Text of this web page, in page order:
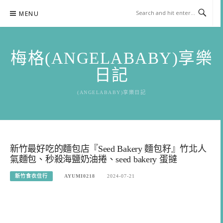
content
MENU
梅格(ANGELABABY)享樂
日記
(ANGELABABY)享樂日記
新竹最好吃的麵包店『Seed Bakery 麵包籽』竹北人
氣麵包、秒殺海鹽奶油捲、seed bakery 蛋撻
新竹食衣住行 AYUMI0218 2024-07-21